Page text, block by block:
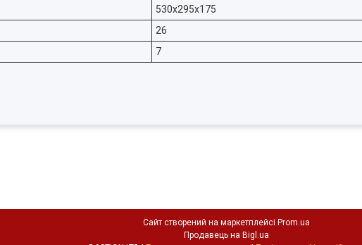
530х295х175
26
7
Сайт створений на маркетплейсі Prom.ua
Продавець на Bigl.ua